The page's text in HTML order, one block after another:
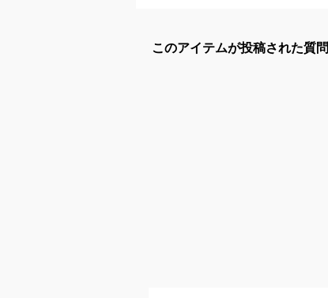
このアイテムが投稿された質問